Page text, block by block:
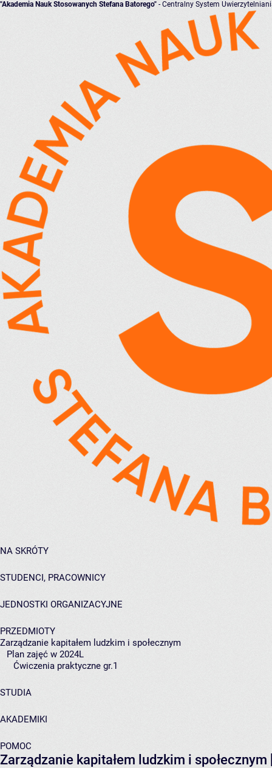
"Akademia Nauk Stosowanych Stefana Batorego" - Centralny System
NA SKRÓTY
STUDENCI, PRACOWNICY
JEDNOSTKI ORGANIZACYJNE
PRZEDMIOTY
Zarządzanie kapitałem ludzkim i społecznym
Plan zajęć w 2024L
Ćwiczenia praktyczne gr.1
STUDIA
AKADEMIKI
POMOC
Zarządzanie kapitałem ludzkim i społecznym